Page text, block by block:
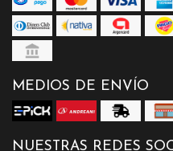
MEDIOS DE ENVÍO
NUESTRAS REDES